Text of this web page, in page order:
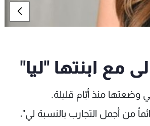
مع ابنتها "ليا"
وضعتها منذ أيّام قليلة.
من أجمل التجارب بالنسبة لي"،